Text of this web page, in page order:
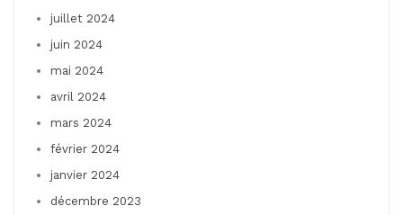
juillet 2024
juin 2024
mai 2024
avril 2024
mars 2024
février 2024
janvier 2024
décembre 2023